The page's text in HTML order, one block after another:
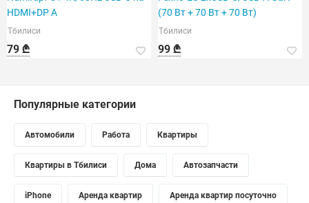
HDMI+DP A
Тбилиси
79 ₾
(70 Вт + 70 Вт + 70 Вт)
Тбилиси
99 ₾
Популярные категории
Автомобили Работа Квартиры
Квартиры в Тбилиси Дома Автозапчасти
iPhone Аренда квартир Аренда квартир посуточно